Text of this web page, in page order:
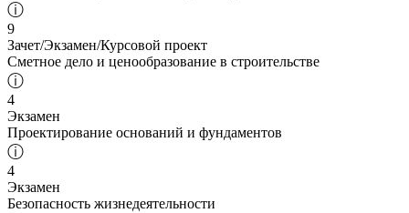
ⓘ
9
Зачет/Экзамен/Курсовой проект
Сметное дело и ценообразование в строительстве
ⓘ
4
Экзамен
Проектирование оснований и фундаментов
ⓘ
4
Экзамен
Безопасность жизнедеятельности